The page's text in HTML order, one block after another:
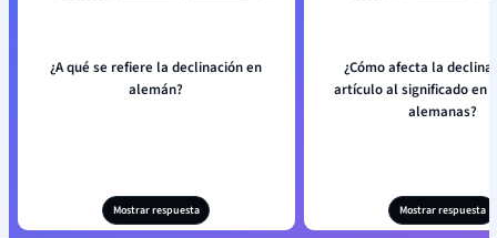
¿A qué se refiere la declinación en
alemán?
Mostrar respuesta
¿Cómo afecta la
artículo al significado en
alemanas?
Mostrar respuesta